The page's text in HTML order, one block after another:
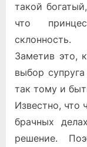
такой
что
склонность.
Заметив это,
выбор
так тому и
Известно, что
брачных
решение.